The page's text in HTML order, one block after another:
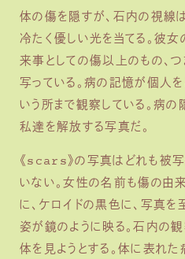
体の傷を隠すが、石内の視線
冷たく優しい光を当てる。彼
来事としての傷以上のもの、
写っている。病の記憶が個人
いう所まで観察している。病
私達を解放する写真だ。
《scars》の写真はどれも被
いない。女性の名前も傷の由
に、ケロイドの黒色に、写真
姿が鏡のように映る。石内の
体を見ようとする。体に表れ